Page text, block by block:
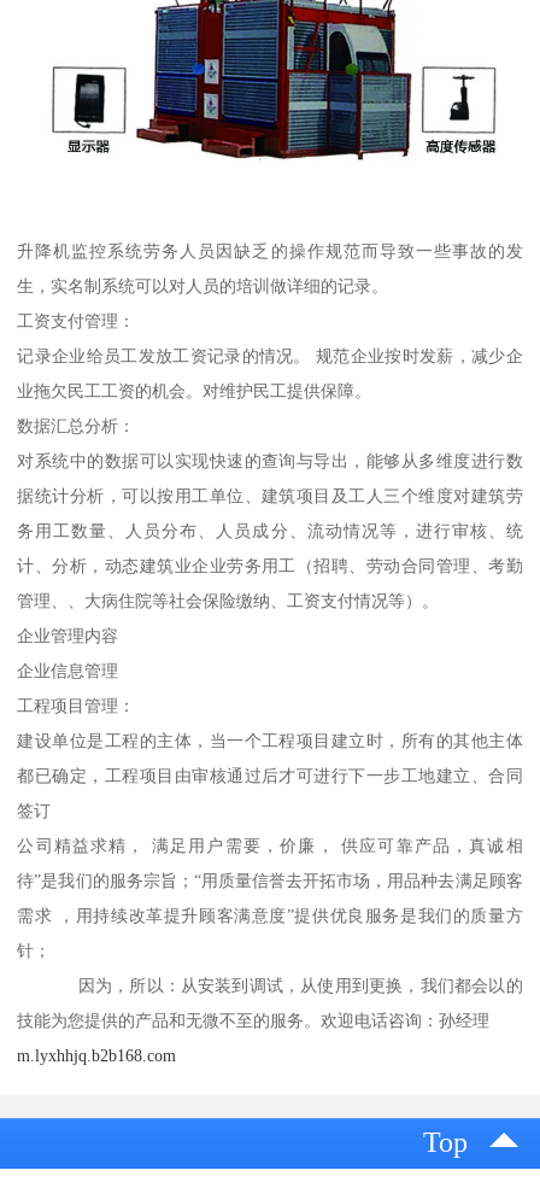
升降机监控系统劳务人员因缺乏的操作规范而导致一些事故的发
生，实名制系统可以对人员的培训做详细的记录。
工资支付管理：
记录企业给员工发放工资记录的情况。 规范企业按时发薪，减少企
业拖欠民工工资的机会。对维护民工提供保障。
数据汇总分析：
对系统中的数据可以实现快速的查询与导出，能够从多维度进行数
据统计分析，可以按用工单位、建筑项目及工人三个维度对建筑劳
务用工数量、人员分布、人员成分、流动情况等，进行审核、统
计、分析，动态建筑业企业劳务用工（招聘、劳动合同管理、考勤
管理、、大病住院等社会保险缴纳、工资支付情况等）。
企业管理内容
企业信息管理
工程项目管理：
建设单位是工程的主体，当一个工程项目建立时，所有的其他主体
都已确定，工程项目由审核通过后才可进行下一步工地建立、合同
签订
公司精益求精， 满足用户需要，价廉， 供应可靠产品，真诚相
待”是我们的服务宗旨；“用质量信誉去开拓市场，用品种去满足顾客
需求 ，用持续改革提升顾客满意度”提供优良服务是我们的质量方
针；
因为，所以：从安装到调试，从使用到更换，我们都会以的
技能为您提供的产品和无微不至的服务。欢迎电话咨询：孙经理
m.lyxhhjq.b2b168.com
Top